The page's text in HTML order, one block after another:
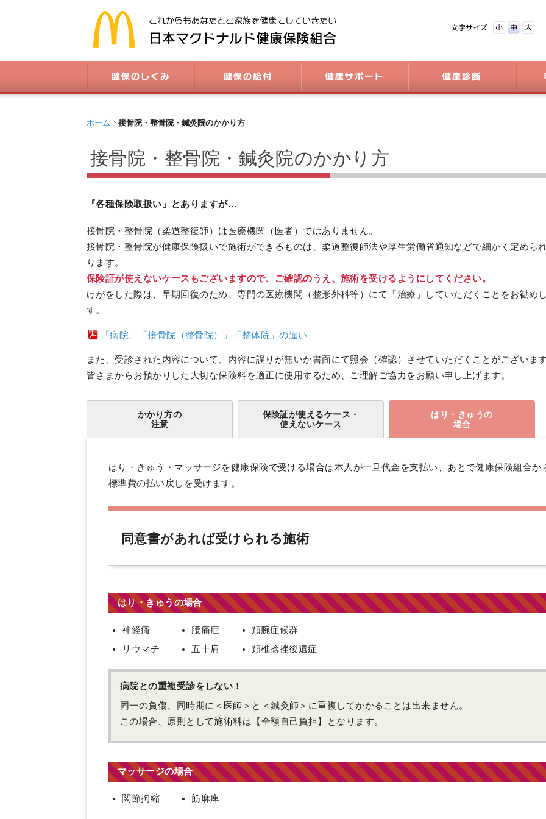
ホーム 接骨院・整骨院・鍼灸院のかかり方
接骨院・整骨院・鍼灸院のかかり方
『各種保険取扱い』とありますが…
接骨院・整骨院（柔道整復師）は医療機関（医者）ではありません。
接骨院・整骨院が健康保険扱いで施術ができるものは、柔道整復師法や厚生労働省通知などで細かく定めら
ります。
保険証が使えないケースもございますので、ご確認のうえ、施術を受けるようにしてください。
けがをした際は、早期回復のため、専門の医療機関（整形外科等）にて「治療」していただくことをお勧め
す。
「病院」「接骨院（整骨院）」「整体院」の違い
また、受診された内容について、内容に誤りが無いか書面にて照会（確認）させていただくことがございます
皆さまからお預かりした大切な保険料を適正に使用するため、ご理解ご協力をお願い申し上げます。
かかり方の
注意
保険証が使えるケース・
使えないケース
はり・きゅうの
場合
はり・きゅう・マッサージを健康保険で受ける場合は本人が一旦代金を支払い、あとで健康保険組合か
標準費の払い戻しを受けます。
同意書があれば受けられる施術
はり・きゅうの場合
神経痛
リウマチ
腰痛症
五十肩
頚腕症候群
頚椎捻挫後遺症
病院との重複受診をしない！
同一の負傷、同時期に＜医師＞と＜鍼灸師＞に重複してかかることは出来ません。
この場合、原則として施術料は【全額自己負担】となります。
マッサージの場合
関節拘縮 筋麻痺